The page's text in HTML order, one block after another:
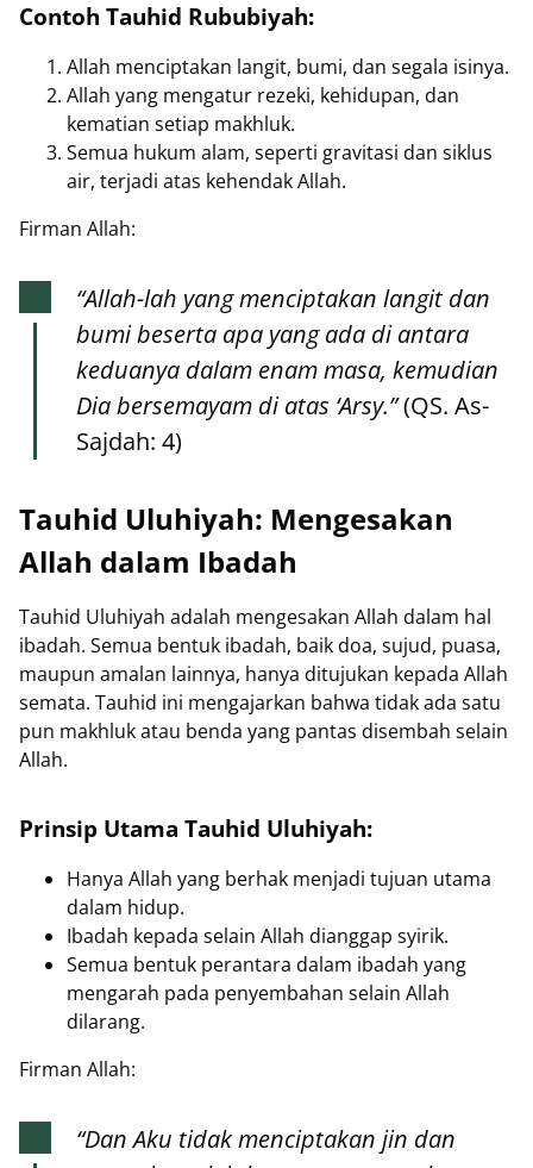
Contoh Tauhid Rububiyah:
Allah menciptakan langit, bumi, dan segala isinya.
Allah yang mengatur rezeki, kehidupan, dan
kematian setiap makhluk.
Semua hukum alam, seperti gravitasi dan siklus
air, terjadi atas kehendak Allah.
Firman Allah:
“Allah-lah yang menciptakan langit dan
bumi beserta apa yang ada di antara
keduanya dalam enam masa, kemudian
Dia bersemayam di atas ‘Arsy.”(QS. As-
Sajdah: 4)
Tauhid Uluhiyah: Mengesakan
Allah dalam Ibadah
Tauhid Uluhiyah adalah mengesakan Allah dalam hal
ibadah. Semua bentuk ibadah, baik doa, sujud, puasa,
maupun amalan lainnya, hanya ditujukan kepada Allah
semata. Tauhid ini mengajarkan bahwa tidak ada satu
pun makhluk atau benda yang pantas disembah selain
Allah.
Prinsip Utama Tauhid Uluhiyah:
Hanya Allah yang berhak menjadi tujuan utama
dalam hidup.
Ibadah kepada selain Allah dianggap syirik.
Semua bentuk perantara dalam ibadah yang
mengarah pada penyembahan selain Allah
dilarang.
Firman Allah:
“Dan Aku tidak menciptakan jin dan